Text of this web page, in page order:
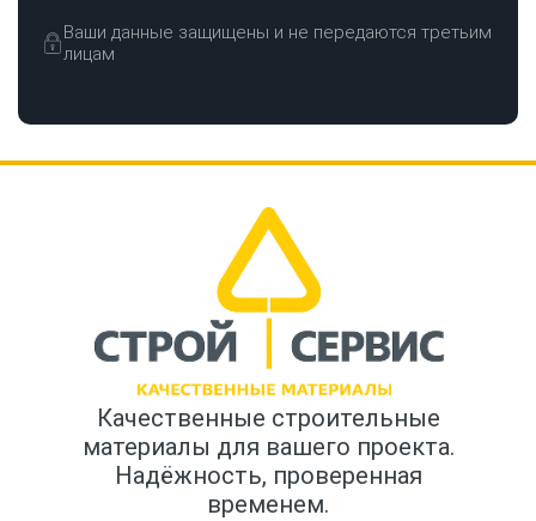
Ваши данные защищены и не передаются третьим
лицам
Качественные строительные
материалы для вашего проекта.
Надёжность, проверенная
временем.